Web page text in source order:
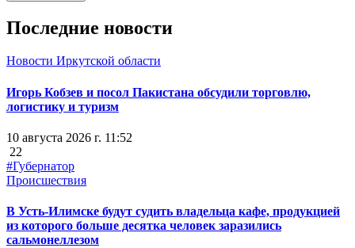
Последние новости
Новости Иркутской области
Игорь Кобзев и посол Пакистана обсудили торговлю,
логистику и туризм
10 августа 2026 г. 11:52
22
#Губернатор
Происшествия
В Усть-Илимске будут судить владельца кафе, продукцией
из которого больше десятка человек заразились
сальмонеллезом